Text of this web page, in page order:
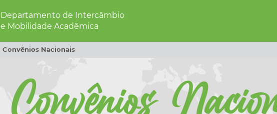
Departamento de Intercâmbio
e Mobilidade Acadêmica
Convênios Nacionais